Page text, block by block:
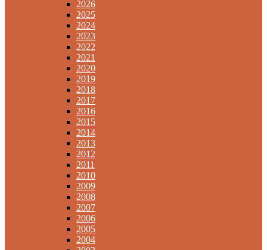
2026
2025
2024
2023
2022
2021
2020
2019
2018
2017
2016
2015
2014
2013
2012
2011
2010
2009
2008
2007
2006
2005
2004